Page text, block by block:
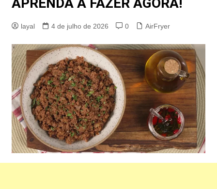
layal 4 de julho de 2026 0 AirFryer